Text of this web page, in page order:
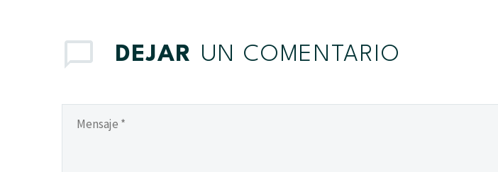
DEJAR UN COMENTARIO